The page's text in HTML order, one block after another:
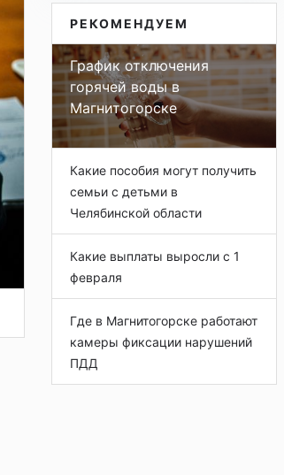
РЕКОМЕНДУЕМ
График отключения
горячей воды в
Магнитогорске
Какие пособия могут получить
семьи с детьми в
Челябинской области
Какие выплаты выросли с 1
февраля
Где в Магнитогорске работают
камеры фиксации нарушений
ПДД